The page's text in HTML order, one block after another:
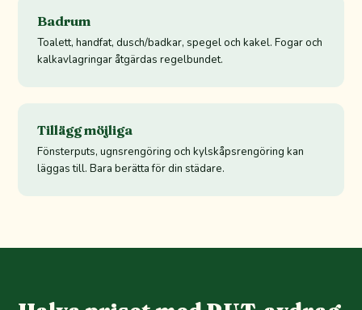
Badrum
Toalett, handfat, dusch/badkar, spegel och kakel. Fogar och
kalkavlagringar åtgärdas regelbundet.
Tillägg möjliga
Fönsterputs, ugnsrengöring och kylskåpsrengöring kan
läggas till. Bara berätta för din städare.